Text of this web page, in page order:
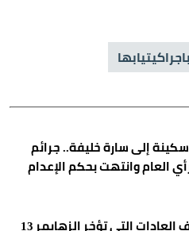
باجراكيتيابها
إلى سارة خليفة.. جرائم
العام وانتهت بحكم الإعدام
هل تعرف العادات التي تؤخر الزهايمر 13